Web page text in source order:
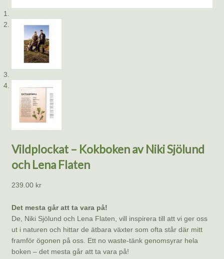
Vildplockat – Kokboken av Niki Sjölund
och Lena Flaten
239.00 kr
Det mesta går att ta vara på!
De, Niki Sjölund och Lena Flaten, vill inspirera till att vi ger oss
ut i naturen och hittar de ätbara växter som ofta står där mitt
framför ögonen på oss. Ett no waste-tänk genomsyrar hela
boken – det mesta går att ta vara på!